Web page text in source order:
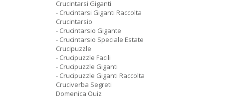
Crucintarsi Giganti
- Crucintarsi Giganti Raccolta
Crucintarsio
- Crucintarsio Gigante
- Crucintarsio Speciale Estate
Crucipuzzle
- Crucipuzzle Facili
- Crucipuzzle Giganti
- Crucipuzzle Giganti Raccolta
Cruciverba Segreti
Domenica Quiz